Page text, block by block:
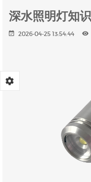
深水照明灯知
2026-04-25 13:54:44